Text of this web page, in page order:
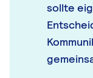
sollte